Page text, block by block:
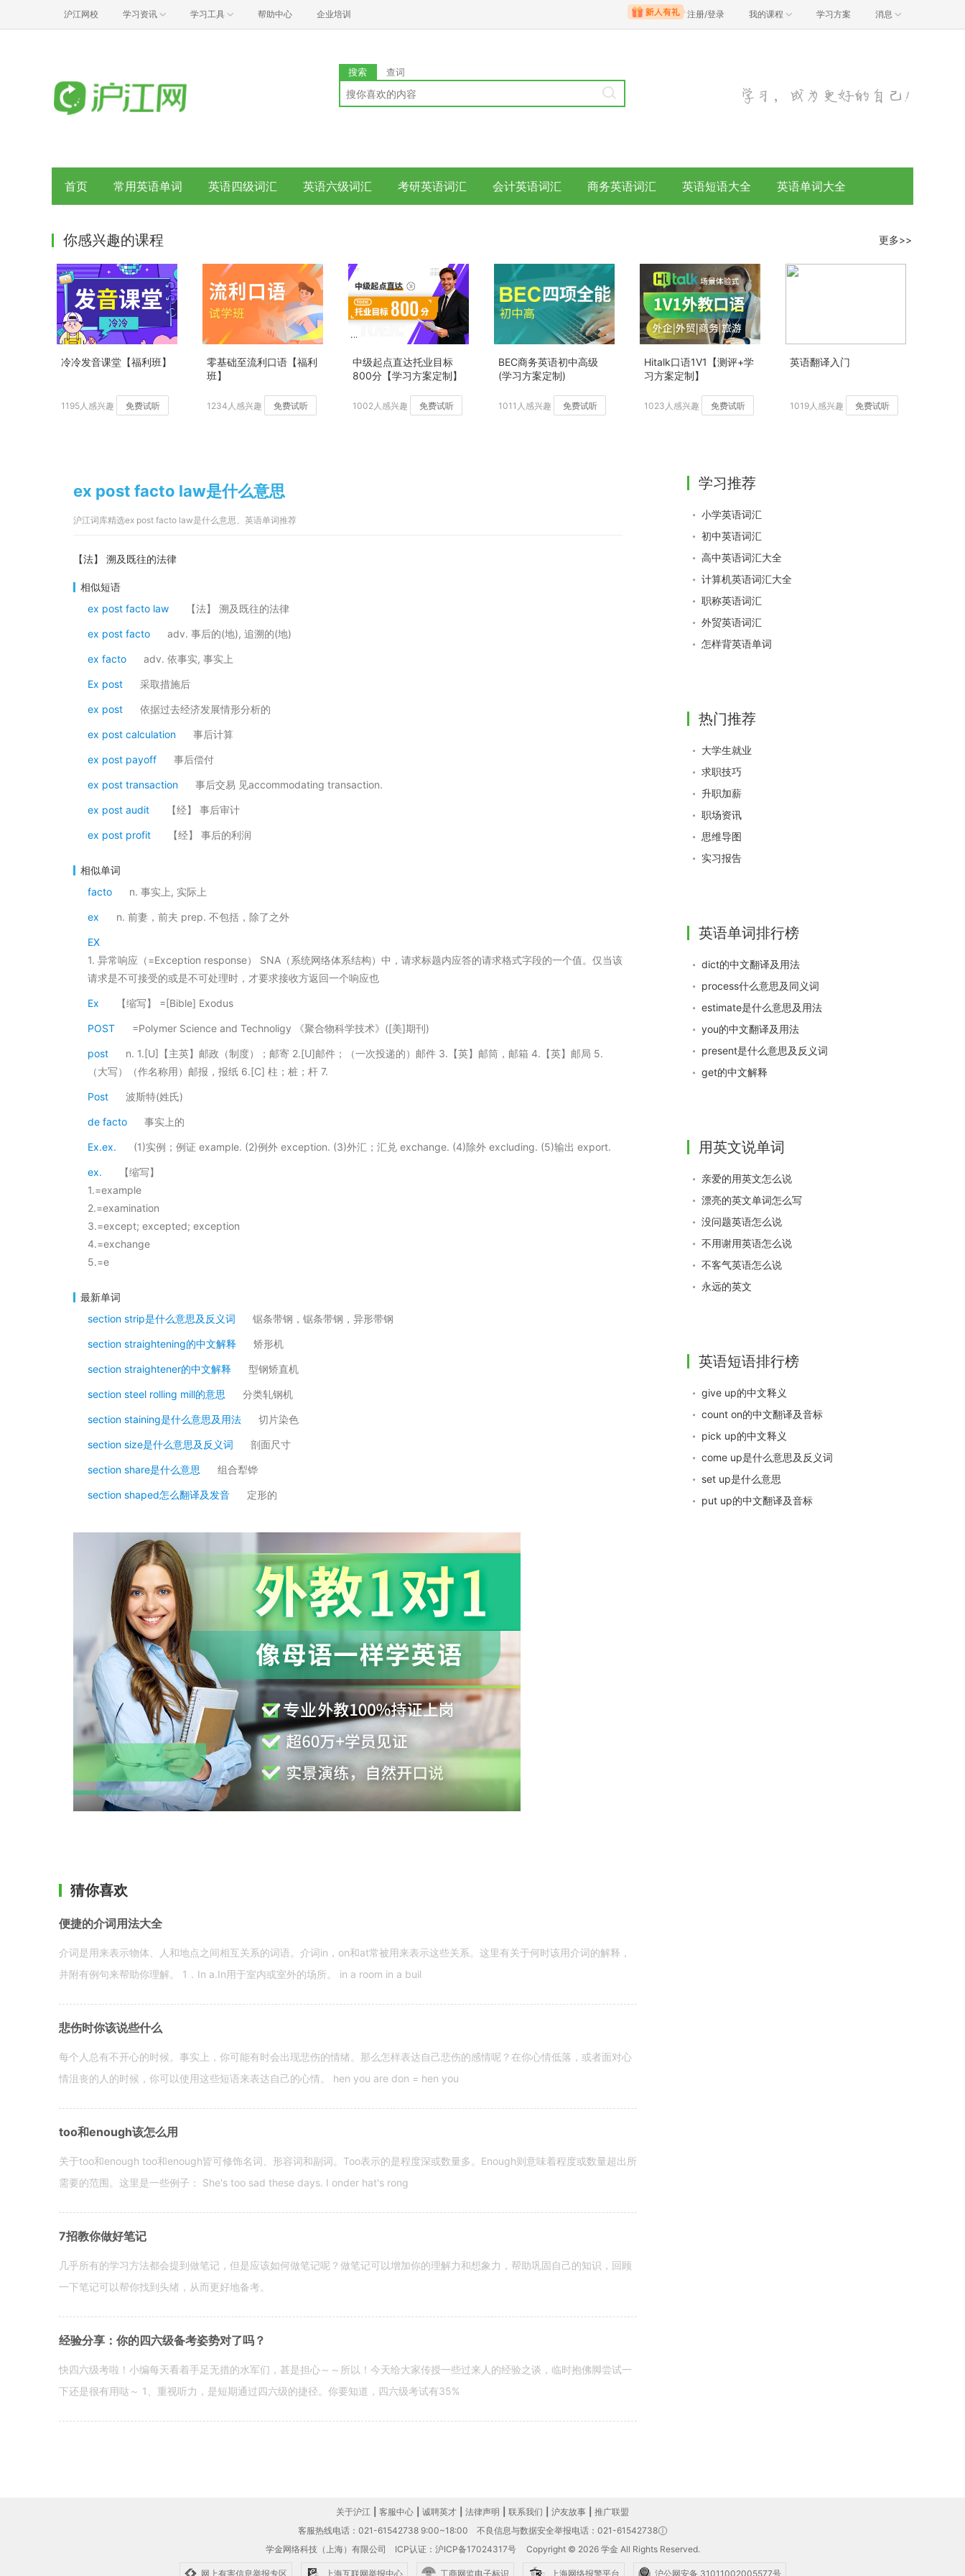
沪江网校 学习资讯 学习工具 帮助中心 企业培训 注册/登录 我的课程 学习方案 消息
搜索 查词
首页 常用英语单词 英语四级词汇 英语六级词汇 考研英语词汇 会计英语词汇 商务英语词汇 英语短语大全 英语单词大全
你感兴趣的课程 更多>>
冷冷发音课堂【福利班】
1195人感兴趣 免费试听
零基础至流利口语【福利
班】
1234人感兴趣 免费试听
中级起点直达托业目标
800分【学习方案定制】
1002人感兴趣 免费试听
BEC商务英语初中高级
(学习方案定制)
1011人感兴趣 免费试听
Hitalk口语1V1【测评+学
习方案定制】
1023人感兴趣 免费试听
英语翻译入门
1019人感兴趣 免费试听
ex post facto law是什么意思
沪江词库精选ex post facto law是什么意思、英语单词推荐
【法】 溯及既往的法律
相似短语
ex post facto law
【法】 溯及既往的法律
ex post facto adv. 事后的(地), 追溯的(地)
ex facto adv. 依事实, 事实上
Ex post 采取措施后
ex post 依据过去经济发展情形分析的
ex post calculation 事后计算
ex post payoff 事后偿付
ex post transaction 事后交易 见accommodating transaction.
ex post audit 【经】 事后审计
ex post profit 【经】 事后的利润
相似单词
facto
n. 事实上, 实际上
ex n. 前妻，前夫 prep. 不包括，除了之外
EX
1. 异常响应（=Exception response） SNA（系统网络体系结构）中，请求标题内应答的请求格式字段的一个值。仅当该
请求是不可接受的或是不可处理时，才要求接收方返回一个响应也
Ex 【缩写】 =[Bible] Exodus
POST =Polymer Science and Technoligy 《聚合物科学技术》([美]期刊)
post
n. 1.[U]【主英】邮政（制度）；邮寄 2.[U]邮件；（一次投递的）邮件 3.【英】邮筒，邮箱 4.【英】邮局 5.
（大写）（作名称用）邮报，报纸 6.[C] 柱；桩；杆 7.
Post 波斯特(姓氏)
de facto 事实上的
Ex.ex. (1)实例；例证 example. (2)例外 exception. (3)外汇；汇兑 exchange. (4)除外 excluding. (5)输出 export.
ex.
【缩写】
1.=example
2.=examination
3.=except; excepted; exception
4.=exchange
5.=e
最新单词
section strip是什么意思及反义词
锯条带钢，锯条带钢，异形带钢
section straightening的中文解释 矫形机
section straightener的中文解释 型钢矫直机
section steel rolling mill的意思 分类轧钢机
section staining是什么意思及用法 切片染色
section size是什么意思及反义词 剖面尺寸
section share是什么意思 组合犁铧
section shaped怎么翻译及发音 定形的
猜你喜欢
便捷的介词用法大全
介词是用来表示物体、人和地点之间相互关系的词语。介词in，on和at常被用来表示这些关系。这里有关于何时该用介词的解释，
并附有例句来帮助你理解。 1．In a.In用于室内或室外的场所。 in a room in a buil
悲伤时你该说些什么
每个人总有不开心的时候。事实上，你可能有时会出现悲伤的情绪。那么怎样表达自己悲伤的感情呢？在你心情低落，或者面对心
情沮丧的人的时候，你可以使用这些短语来表达自己的心情。 hen you are don = hen you
too和enough该怎么用
关于too和enough too和enough皆可修饰名词、形容词和副词。Too表示的是程度深或数量多。Enough则意味着程度或数量超出所
需要的范围。这里是一些例子： She's too sad these days. I onder hat's rong
7招教你做好笔记
几乎所有的学习方法都会提到做笔记，但是应该如何做笔记呢？做笔记可以增加你的理解力和想象力，帮助巩固自己的知识，回顾
一下笔记可以帮你找到头绪，从而更好地备考。
经验分享：你的四六级备考姿势对了吗？
快四六级考啦！小编每天看着手足无措的水军们，甚是担心～～所以！今天给大家传授一些过来人的经验之谈，临时抱佛脚尝试一
下还是很有用哒～ 1、重视听力，是短期通过四六级的捷径。你要知道，四六级考试有35%
学习推荐
小学英语词汇
初中英语词汇
高中英语词汇大全
计算机英语词汇大全
职称英语词汇
外贸英语词汇
怎样背英语单词
热门推荐
大学生就业
求职技巧
升职加薪
职场资讯
思维导图
实习报告
英语单词排行榜
dict的中文翻译及用法
process什么意思及同义词
estimate是什么意思及用法
you的中文翻译及用法
present是什么意思及反义词
get的中文解释
用英文说单词
亲爱的用英文怎么说
漂亮的英文单词怎么写
没问题英语怎么说
不用谢用英语怎么说
不客气英语怎么说
永远的英文
英语短语排行榜
give up的中文释义
count on的中文翻译及音标
pick up的中文释义
come up是什么意思及反义词
set up是什么意思
put up的中文翻译及音标
关于沪江 客服中心 诚聘英才 法律声明 联系我们 沪友故事
推广联盟
客服热线电话：021-61542738 9:00~18:00
不良信息与数据安全举报电话：021-61542738
学金网络科技（上海）有限公司 ICP认证：沪ICP备17024317号 Copyright © 2026 学金 All Rights Reserved.
网上有害信息举报专区 上海互联网举报中心 工商网监电子标识 上海网络报警平台 沪公网安备 31011002005577号